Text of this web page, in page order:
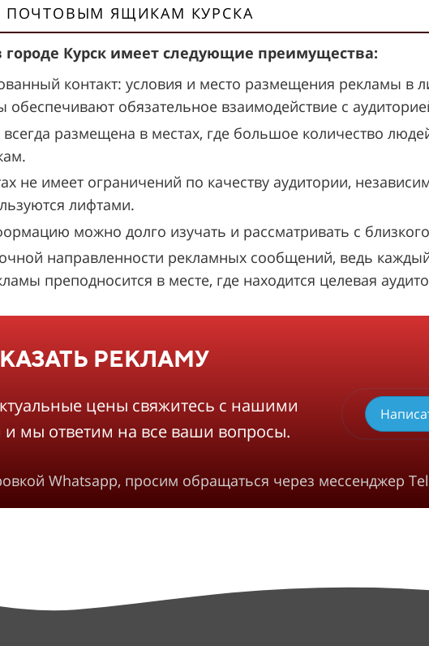
ПОЧТОВЫМ ЯЩИКАМ КУРСКА
городе Курск имеет следующие преимущества:
контакт: условия и место размещения рекламы в
обязательное взаимодействие с
размещена в местах, где большое количество
не имеет ограничений по качеству аудитории,
лифтами.
можно долго изучать и рассматривать с
направленности рекламных сообщений, ведь
преподносится в месте, где находится целевая
РЕКЛАМУ
цены свяжитесь с нашими
и мы ответим на все ваши вопросы.
Whatsapp, просим обращаться через мессенджер